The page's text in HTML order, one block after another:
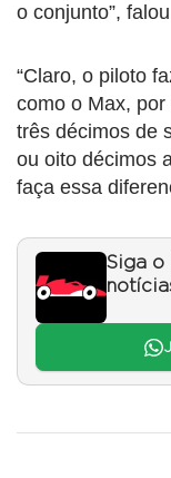
o conjunto”,
“Claro, o piloto
como o Max,
três décimos de
ou oito décimos
faça essa
Siga o